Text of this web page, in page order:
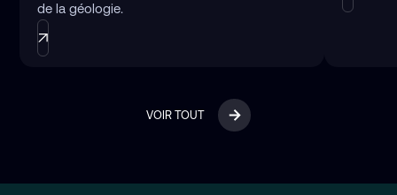
de la géologie.
VOIR TOUT